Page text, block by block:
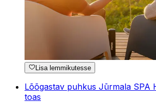
Lisa lemmikutesse
Lõõgastav puhkus Jūrmala SPA
toas